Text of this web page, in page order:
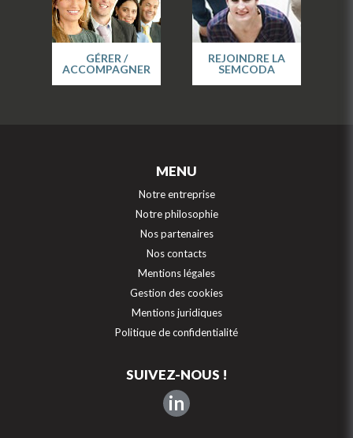
GÉRER /
ACCOMPAGNER
REJOINDRE LA
SEMCODA
MENU
Notre entreprise
Notre philosophie
Nos partenaires
Nos contacts
Mentions légales
Gestion des cookies
Mentions juridiques
Politique de confidentialité
SUIVEZ-NOUS !
in